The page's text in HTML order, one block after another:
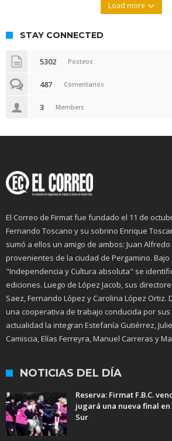
Load more
STAY CONNECTED
5302 Posteos
487 Comentarios
3 Members
El Correo de Firmat fue fundado el 11 de
Fernando Toscano y su sobrino Enrique
sumó a ellos un amigo de ambos: Juan Alfredo
provenientes de la ciudad de Pergamino. Bajo
"Independencia y Cultura absoluta" se
ediciones. Luego de López Jacob, sus
Saez, Fernando López y Carolina López Ortiz.
una cooperativa de trabajo conducida por
actualidad la integran Estefanía Gutiérrez,
Camiscia, Elías Ferreyra, Manuel Carreras y
NOTICIAS DEL DÍA
Reserva: Firmat F.B.C.
jugará una nueva final
Sur